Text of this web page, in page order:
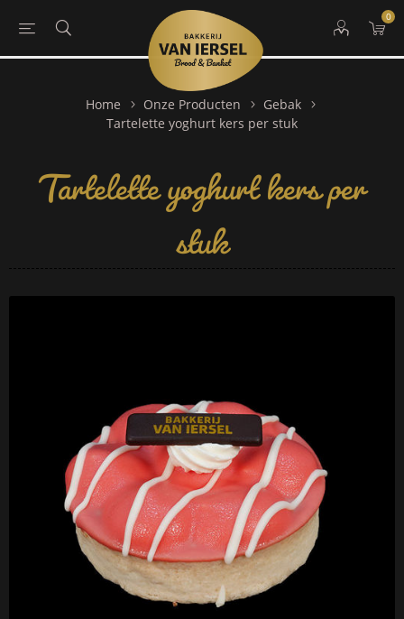
0
Home Onze Producten
Gebak
Tartelette yoghurt kers per stuk
Tartelette yoghurt kers per
stuk